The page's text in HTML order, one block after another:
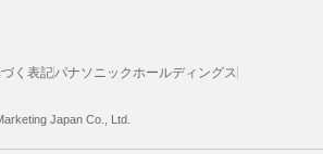
く表記パナソニックホールディングス
Japan Co., Ltd.